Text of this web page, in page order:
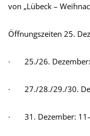
von „Lübeck –
Öffnungszeiten 25.
· 25./26.
· 27./28./29./30.
· 31. Dezember: